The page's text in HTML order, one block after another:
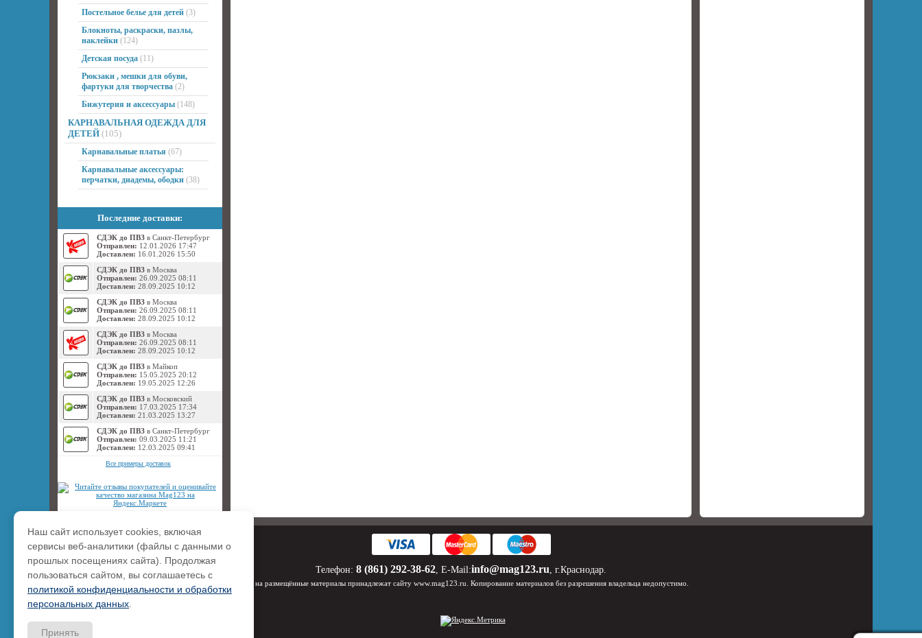
Постельное белье для детей (3)
Блокноты, раскраски, пазлы,
наклейки (124)
Детская посуда (11)
Рюкзаки , мешки для обуви,
фартуки для творчества (2)
Бижутерия и аксессуары (148)
КАРНАВАЛЬНАЯ ОДЕЖДА ДЛЯ
ДЕТЕЙ (105)
Карнавальные платья (67)
Карнавальные аксессуары:
перчатки, диадемы, ободки (38)
Последние доставки:
СДЭК до ПВЗ в Санкт-Петербург
Отправлен: 12.01.2026 17:47
Доставлен: 16.01.2026 15:50
СДЭК до ПВЗ в Москва
Отправлен: 26.09.2025 08:11
Доставлен: 28.09.2025 10:12
СДЭК до ПВЗ в Москва
Отправлен: 26.09.2025 08:11
Доставлен: 28.09.2025 10:12
СДЭК до ПВЗ в Москва
Отправлен: 26.09.2025 08:11
Доставлен: 28.09.2025 10:12
СДЭК до ПВЗ в Майкоп
Отправлен: 15.05.2025 20:12
Доставлен: 19.05.2025 12:26
СДЭК до ПВЗ в Московский
Отправлен: 17.03.2025 17:34
Доставлен: 21.03.2025 13:27
СДЭК до ПВЗ в Санкт-Петербург
Отправлен: 09.03.2025 11:21
Доставлен: 12.03.2025 09:41
Все примеры доставок
Телефон: 8 (861) 292-38-62, E-Mail:info@mag123.ru, г.Краснодар.
Права на размещённые материалы принадлежат сайту www.mag123.ru. Копирование материалов без разрешения владельца недопустимо.
Наш сайт использует cookies, включая
сервисы веб-аналитики (файлы с данными о
прошлых посещениях сайта). Продолжая
пользоваться сайтом, вы соглашаетесь с
политикой конфиденциальности и обработки
персональных данных
Принять